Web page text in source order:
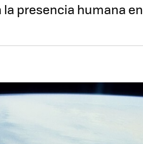
presencia humana en